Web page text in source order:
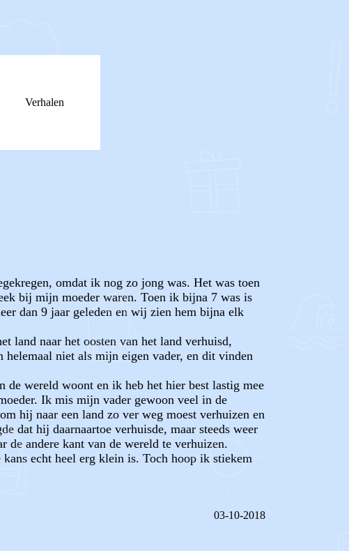
Verhalen
omdat ik nog zo jong was. Het was toen
bij mijn moeder waren. Toen ik bijna 7 was is
dan 9 jaar geleden en wij zien hem bijna elk
land naar het oosten van het land verhuisd,
niet als mijn eigen vader, en dit vinden
de wereld woont en ik heb het hier best lastig mee
Ik mis mijn vader gewoon veel in de
hij naar een land zo ver weg moest verhuizen en
dat hij daarnaartoe verhuisde, maar steeds weer
de andere kant van de wereld te verhuizen.
echt heel erg klein is. Toch hoop ik stiekem
03-10-2018